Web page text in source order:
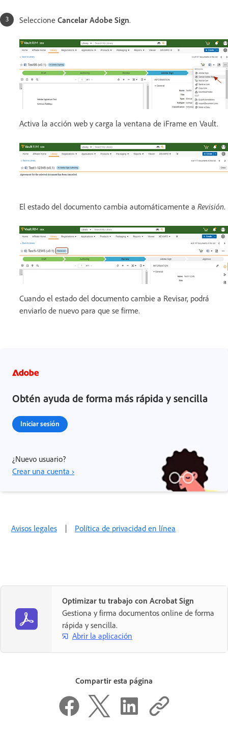
Seleccione Cancelar Adobe Sign.
Activa la acción web y carga la ventana de iFrame en Vault.
El estado del documento cambia automáticamente a Revisión.
Cuando el estado del documento cambie a Revisar, podrá
enviarlo de nuevo para que se firme.
Obtén ayuda de forma más rápida y sencilla
Iniciar sesión
¿Nuevo usuario?
Crear una cuenta ›
Avisos legales | Política de privacidad en línea
Optimizar tu trabajo con Acrobat Sign
Gestiona y firma documentos online de forma
rápida y sencilla.
Abrir la aplicación
Compartir esta página